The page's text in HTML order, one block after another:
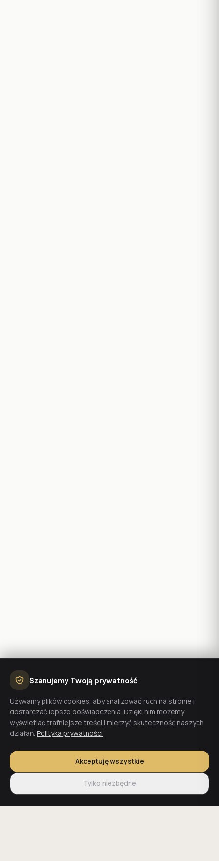
Szanujemy Twoją prywatność
Używamy plików cookies, aby analizować ruch na stronie i
dostarczać lepsze doświadczenia. Dzięki nim możemy
wyświetlać trafniejsze treści i mierzyć skuteczność naszych
działań. Polityka prywatności
Akceptuję wszystkie
Tylko niezbędne